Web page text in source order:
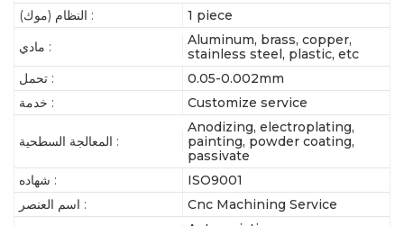
النظام (موك) :
1 piece
مادي :
Aluminum, brass, copper,
stainless steel, plastic, etc
تحمل :
0.05-0.002mm
خدمة :
Customize service
المعالجة السطحية :
Anodizing, electroplating,
painting, powder coating,
passivate
شهاده :
ISO9001
اسم العنصر :
Cnc Machining Service